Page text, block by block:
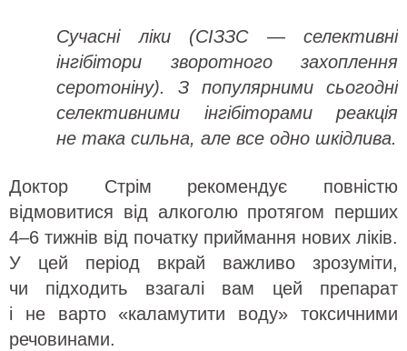
Сучасні ліки (СІЗЗС — селективні
інгібітори зворотного захоплення
серотоніну). З популярними сьогодні
селективними інгібіторами реакція
не така сильна, але все одно шкідлива.
Доктор Стрім рекомендує повністю
відмовитися від алкоголю протягом перших
4–6 тижнів від початку приймання нових ліків.
У цей період вкрай важливо зрозуміти,
чи підходить взагалі вам цей препарат
і не варто «каламутити воду» токсичними
речовинами.